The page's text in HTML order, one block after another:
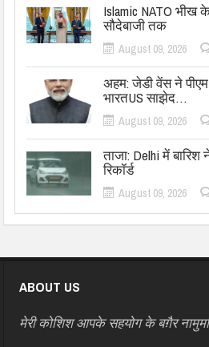
Islamic NATO भीख
सौदेबाजी तक
August 09, 2026
अहम: जेडी वेंस ने
भारतUS साझेद…
August 09, 2026
ताजा: Delhi में बारिश
रिकॉर्ड
August 09, 2026
ABOUT US
मेरी कोशिश आपके सहयोग के बग़ैर